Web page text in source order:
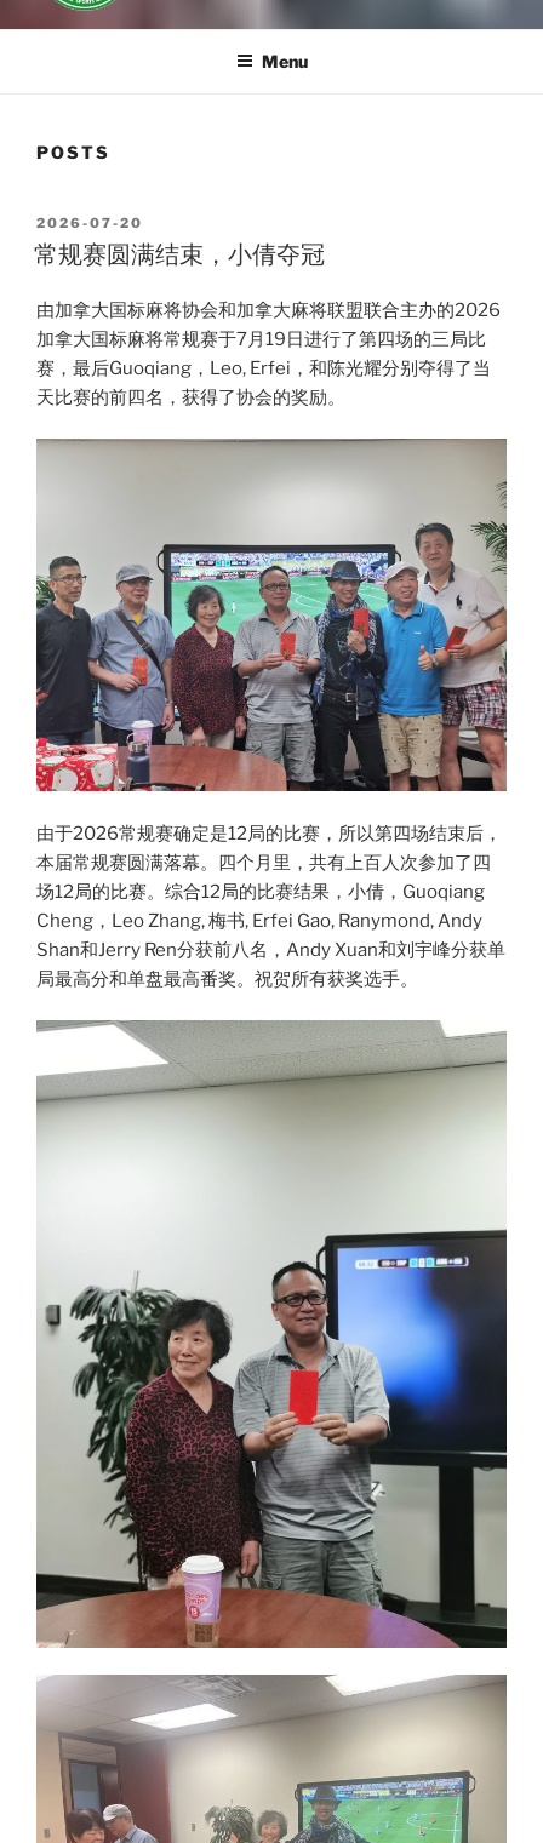
Menu
POSTS
POSTED
ON
2026-07-20
常规赛圆满结束，小倩夺冠
由加拿大国标麻将协会和加拿大麻将联盟联合主办的2026
加拿大国标麻将常规赛于7月19日进行了第四场的三局比
赛，最后Guoqiang，Leo, Erfei，和陈光耀分别夺得了当
天比赛的前四名，获得了协会的奖励。
由于2026常规赛确定是12局的比赛，所以第四场结束后，
本届常规赛圆满落幕。四个月里，共有上百人次参加了四
场12局的比赛。综合12局的比赛结果，小倩，Guoqiang
Cheng，Leo Zhang, 梅书, Erfei Gao, Ranymond, Andy
Shan和Jerry Ren分获前八名，Andy Xuan和刘宇峰分获单
局最高分和单盘最高番奖。祝贺所有获奖选手。